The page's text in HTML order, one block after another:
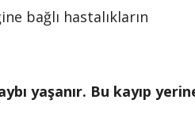
bağlı hastalıkların
yaşanır. Bu kayıp